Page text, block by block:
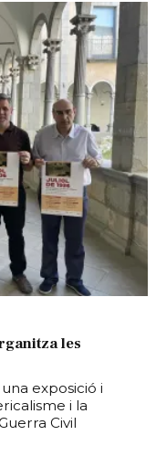
les
exposició i
i la
Civil